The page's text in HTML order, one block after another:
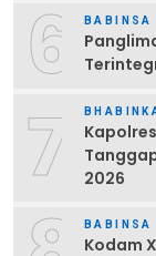
6 BABINSA
7
2026
BABINSA
Kodam